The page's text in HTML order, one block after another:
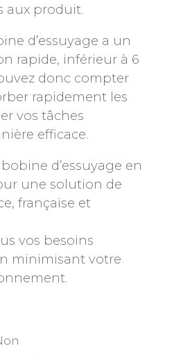
aux produit.
d’essuyage a un
rapide, inférieur à 6
donc compter
rapidement les
vos tâches
efficace.
d’essuyage en
une solution de
française et
vos besoins
minimisant votre